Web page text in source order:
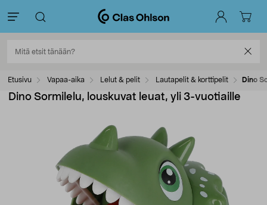
Etusivu Vapaa-aika Lelut & pelit Lautapelit & korttipelit Dino
Dino Sormilelu, louskuvat leuat, yli 3-vuotiaille